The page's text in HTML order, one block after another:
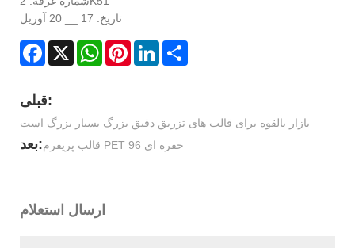
تاریخ: 17 __ 20 آوریل
Facebook
X WhatsAppPinterestLinkedIn
قبلی:
بازار بالقوه برای قالب های تزریق دقیق بزرگ بسیار بزرگ است
بعد: قالب پریفرم PET 96 حفره ای
ارسال استعلام